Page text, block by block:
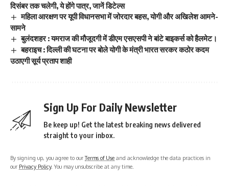
दिसंबर तक चलेगी, ये होंगे पात्र, जानें डिटेल्स
महिला आरक्षण पर यूपी विधानसभा में जोरदार बहस, योगी और अखिलेश आमने-
सामने
बुलंदशहर : यमराज की मौजूदगी में डीएम एसएसपी ने बांटे बाइकर्स को हैलमेट।
बहराइच : दिल्ली की घटना पर बोले योगी के मंत्री भारत सरकर कठोर कदम
उठाएगी सूर्य प्रताप शाही
Sign Up For Daily Newsletter
Be keep up! Get the latest breaking news delivered
straight to your inbox.
By signing up, you agree to ourTerms of Use and acknowledge the data practices in
our Privacy Policy. You may unsubscribe at any time.